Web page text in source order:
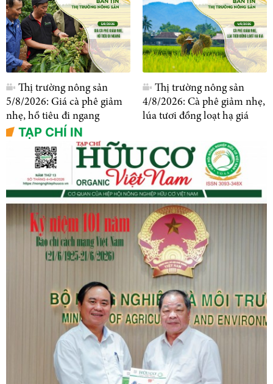
Thị trường nông sản
5/8/2026: Giá cà phê giảm
nhẹ, hồ tiêu đi ngang
Thị trường nông sản
4/8/2026: Cà phê giảm nhẹ,
lúa tươi đồng loạt hạ giá
TẠP CHÍ IN